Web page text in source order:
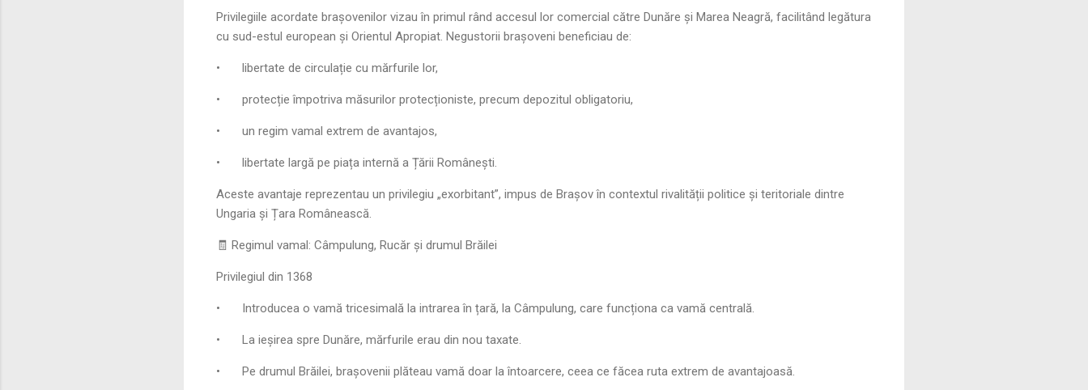
Privilegiile acordate brașovenilor vizau în primul rând accesul lor comercial către Dunăre și Marea Neagră, facilitând legătura
cu sud-estul european și Orientul Apropiat. Negustorii brașoveni beneficiau de:
• libertate de circulație cu mărfurile lor,
• protecție împotriva măsurilor protecționiste, precum depozitul obligatoriu,
• un regim vamal extrem de avantajos,
• libertate largă pe piața internă a Țării Românești.
Aceste avantaje reprezentau un privilegiu „exorbitant”, impus de Brașov în contextul rivalității politice și teritoriale dintre
Ungaria și Țara Românească.
🧾 Regimul vamal: Câmpulung, Rucăr și drumul Brăilei
Privilegiul din 1368
• Introducea o vamă tricesimală la intrarea în țară, la Câmpulung, care funcționa ca vamă centrală.
• La ieșirea spre Dunăre, mărfurile erau din nou taxate.
• Pe drumul Brăilei, brașovenii plăteau vamă doar la întoarcere, ceea ce făcea ruta extrem de avantajoasă.